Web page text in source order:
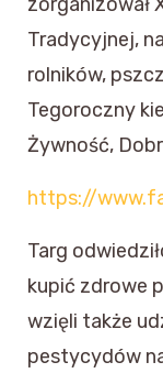
Tradycyjnej,
rolników,
Tegoroczny
Żywność,
https://
Targ
kupić zdrowe
wzięli także
pestycydów